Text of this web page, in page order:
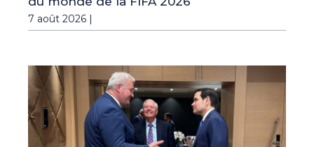
7 août 2026 |